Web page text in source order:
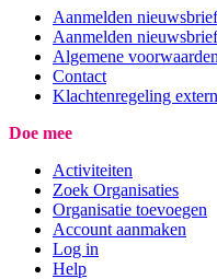
Aanmelden
Aanmelden
Algemene
Contact
Klachtenregeling extern
Doe mee
Activiteiten
Zoek Organisaties
Organisatie toevoegen
Account aanmaken
Log in
Help